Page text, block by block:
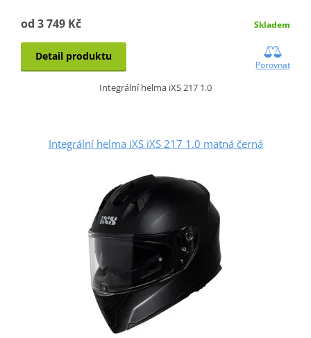
od 3 749 Kč Skladem
Detail produktu
Porovnat
Integrální helma iXS 217 1.0
Integrální helma iXS iXS 217 1.0 matná černá